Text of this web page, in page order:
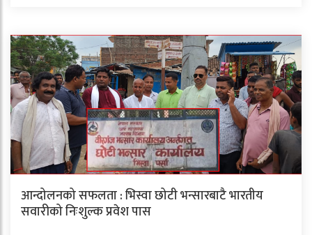
आन्दोलनको सफलता : भिस्वा छोटी भन्सारबाटै भारतीय
सवारीको निःशुल्क प्रवेश पास